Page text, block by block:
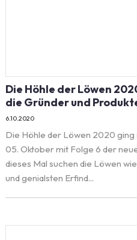
Die Höhle der Löwen
die Gründer und
6.10.2020
Die Höhle der Löwen 2020 ging
05. Oktober mit Folge 6 der
dieses Mal suchen die Löwen
und genialsten Erfind...